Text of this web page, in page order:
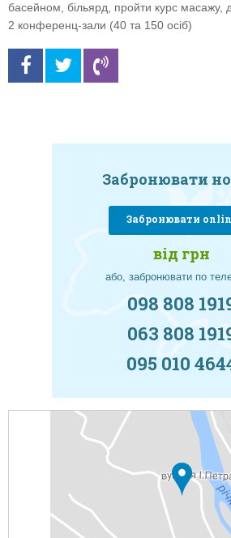
басейном, більярд, пройти курс масажу,
2 конференц-зали (40 та 150 осіб)
Забронювати
Забронювати
від грн
або, забронювати по
098 808
063 808
095 010